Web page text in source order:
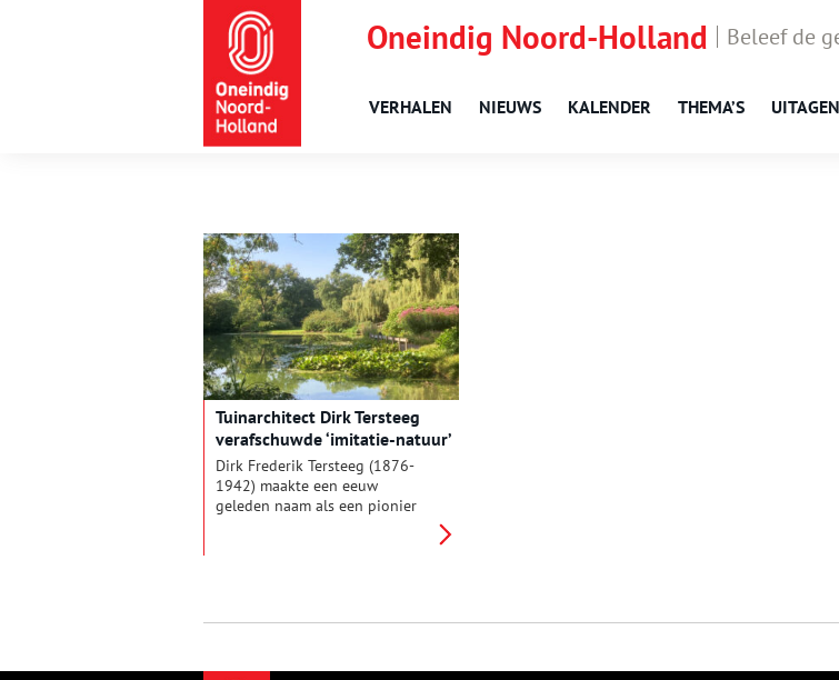
Oneindig Noord-Holland Beleef de
VERHALEN NIEUWS KALENDER THEMA’S
Tuinarchitect Dirk Tersteeg
verafschuwde ‘imitatie-natuur’
Dirk Frederik Tersteeg (1876-
1942) maakte een eeuw
geleden naam als een pionier
door parken in Bussum en